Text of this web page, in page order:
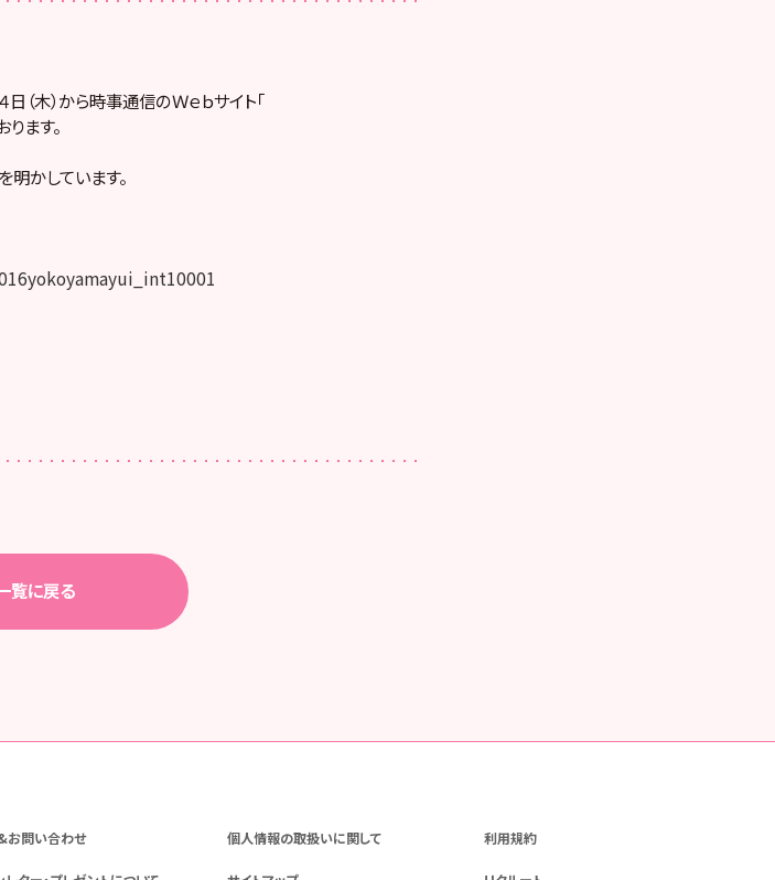
（木）から時事通信のＷｅｂサイト「
ります。
かしています。
覧に戻る
お問い合わせ 個人情報の取扱いに関して 利用規約